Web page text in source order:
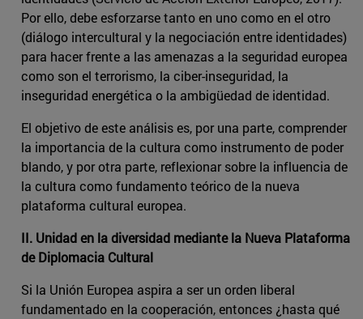
Por ello, debe esforzarse tanto en uno como en el otro
(diálogo intercultural y la negociación entre identidades)
para hacer frente a las amenazas a la seguridad europea
como son el terrorismo, la ciber-inseguridad, la
inseguridad energética o la ambigüedad de identidad.
El objetivo de este análisis es, por una parte, comprender
la importancia de la cultura como instrumento de poder
blando, y por otra parte, reflexionar sobre la influencia de
la cultura como fundamento teórico de la nueva
plataforma cultural europea.
II. Unidad en la diversidad mediante la Nueva Plataforma
de Diplomacia Cultural
Si la Unión Europea aspira a ser un orden liberal
fundamentado en la cooperación, entonces ¿hasta qué